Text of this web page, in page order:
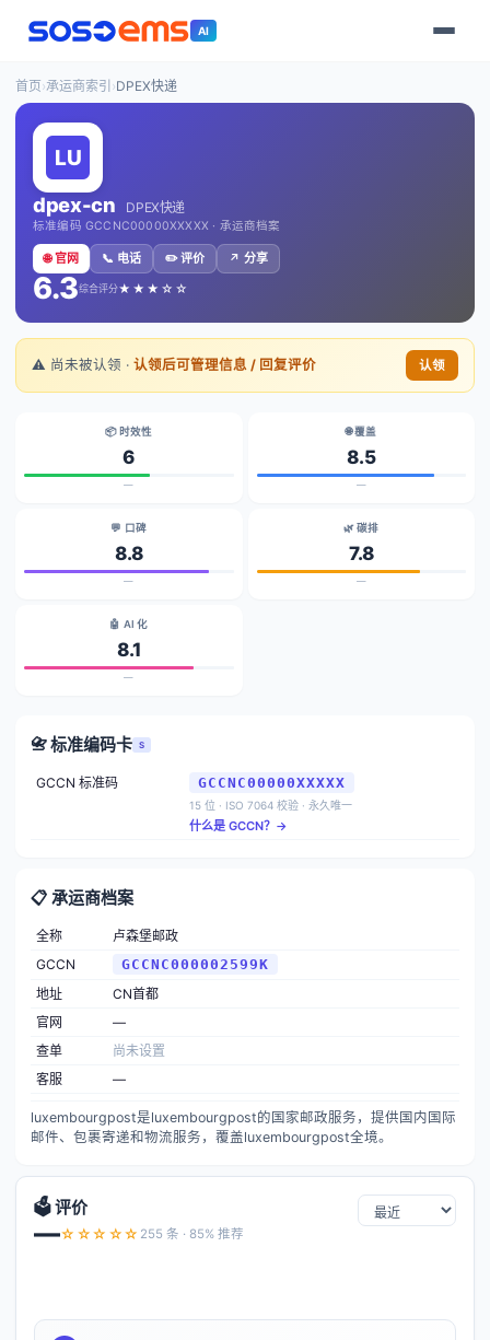
AI
首页›承运商索引 ›DPEX快递
dpex-cn DPEX快递
标准编码 GCCNC00000XXXXX · 承运商档案
🌐 官网 📞 电话 ✏️ 评价 ↗️ 分享
6.3综合评分★★★☆☆
⚠️ 尚未被认领 · 认领后可管理信息 / 回复评价 认领
📦 时效性
6
—
🌐 覆盖
8.5
—
💬 口碑
8.8
—
🌿 碳排
7.8
—
🤖 AI 化
8.1
—
📇 标准编码卡 S
GCCN 标准码 GCCNC00000XXXXX
15 位 · ISO 7064 校验 · 永久唯一
什么是 GCCN？→
📋 承运商档案
全称
卢森堡邮政
GCCN
GCCNC000002599K
地址
CN首都
官网
—
查单
尚未设置
客服
—
luxembourgpost是luxembourgpost的国家邮政服务，提供国内国际
邮件、包裹寄递和物流服务，覆盖luxembourgpost全境。
🗳️ 评价
—☆☆☆☆☆ 255 条 · 85% 推荐